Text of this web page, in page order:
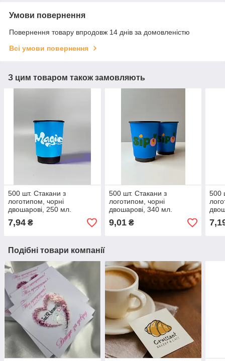
Умови повернення
Повернення товару впродовж 14 днів за домовленістю
Всі умови повернення
З цим товаром також замовляють
500 шт. Стакани з
логотипом, чорні
двошарові, 250 мл.
7,94 ₴
500 шт. Стакани з
логотипом, чорні
двошарові, 340 мл.
9,01₴
500
Подібні товари компанії